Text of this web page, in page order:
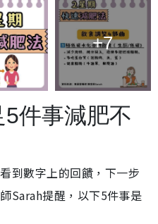
+7
件事減肥不
到數字上的回饋，下一步
Sarah提醒，以下5件事是